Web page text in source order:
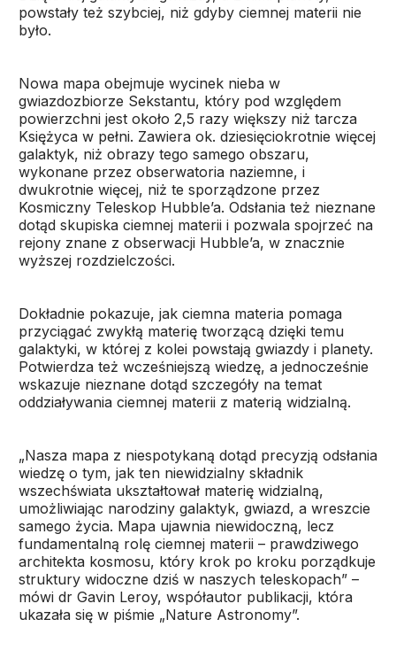
powstały też szybciej, niż gdyby ciemnej materii nie
było.
Nowa mapa obejmuje wycinek nieba w
gwiazdozbiorze Sekstantu, który pod względem
powierzchni jest około 2,5 razy większy niż tarcza
Księżyca w pełni. Zawiera ok. dziesięciokrotnie więcej
galaktyk, niż obrazy tego samego obszaru,
wykonane przez obserwatoria naziemne, i
dwukrotnie więcej, niż te sporządzone przez
Kosmiczny Teleskop Hubble’a. Odsłania też nieznane
dotąd skupiska ciemnej materii i pozwala spojrzeć na
rejony znane z obserwacji Hubble’a, w znacznie
wyższej rozdzielczości.
Dokładnie pokazuje, jak ciemna materia pomaga
przyciągać zwykłą materię tworzącą dzięki temu
galaktyki, w której z kolei powstają gwiazdy i planety.
Potwierdza też wcześniejszą wiedzę, a jednocześnie
wskazuje nieznane dotąd szczegóły na temat
oddziaływania ciemnej materii z materią widzialną.
„Nasza mapa z niespotykaną dotąd precyzją odsłania
wiedzę o tym, jak ten niewidzialny składnik
wszechświata ukształtował materię widzialną,
umożliwiając narodziny galaktyk, gwiazd, a wreszcie
samego życia. Mapa ujawnia niewidoczną, lecz
fundamentalną rolę ciemnej materii – prawdziwego
architekta kosmosu, który krok po kroku porządkuje
struktury widoczne dziś w naszych teleskopach” –
mówi dr Gavin Leroy, współautor publikacji, która
ukazała się w piśmie „Nature Astronomy”.